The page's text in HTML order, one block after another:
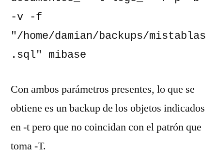
-v -f
"/home/damian/backups/mistablas
.sql" mibase
Con ambos parámetros presentes, lo que se
obtiene es un backup de los objetos indicados
en -t pero que no coincidan con el patrón que
toma -T.